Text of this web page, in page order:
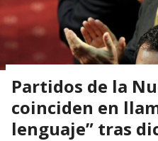
Partidos de la
coinciden en
lenguaje” tras